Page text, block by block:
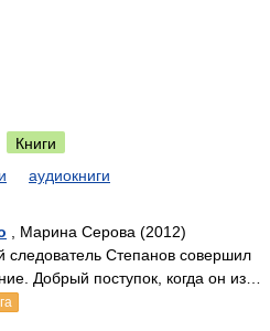
Книги
аудиокниги
, Марина Серова (2012)
следователь Степанов совершил
Добрый поступок, когда он из…